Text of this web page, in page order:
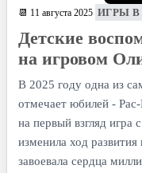
📆 11 августа 2025 ИГРЫ В
Детские
на игровом
В 2025 году одна из
отмечает юбилей -
на первый взгляд
изменила ход развития
завоевала сердца